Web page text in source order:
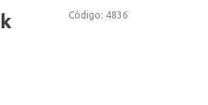
Código: 4836